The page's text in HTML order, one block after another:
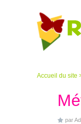
Accueil du site
par